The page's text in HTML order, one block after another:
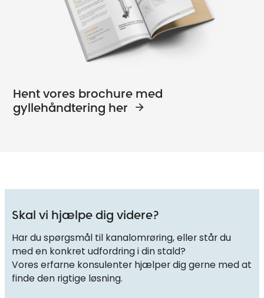
Hent vores brochure med
gyllehåndtering her
Skal vi hjælpe dig videre?
Har du spørgsmål til kanalomrøring, eller står du
med en konkret udfordring i din stald?
Vores erfarne konsulenter hjælper dig gerne med at
finde den rigtige løsning.